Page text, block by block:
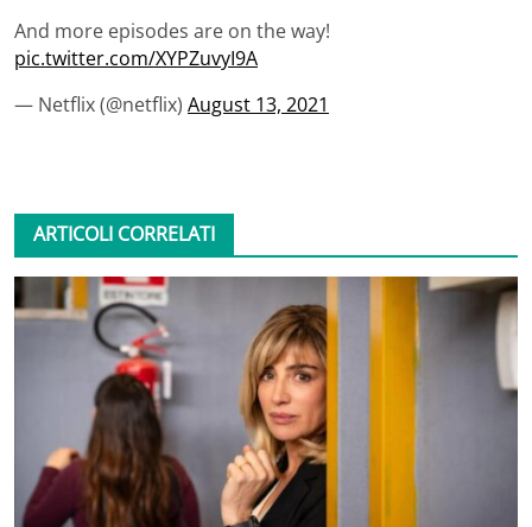
And more episodes are on the way!
pic.twitter.com/XYPZuvyI9A
— Netflix (@netflix) August 13, 2021
ARTICOLI CORRELATI